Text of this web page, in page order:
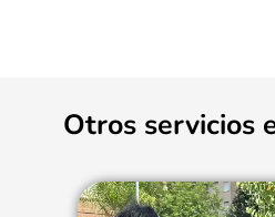
Otros servicios